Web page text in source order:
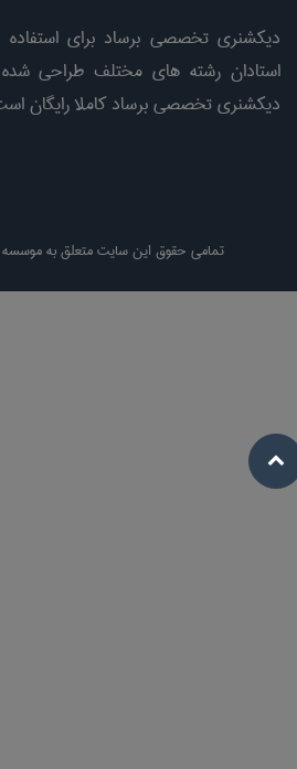
دیکشنری تخصصی برساد برای استفاده
استادان رشته های مختلف طراحی
دیکشنری تخصصی برساد کاملا رایگان
تمامی حقوق این سایت متعلق به موسسه